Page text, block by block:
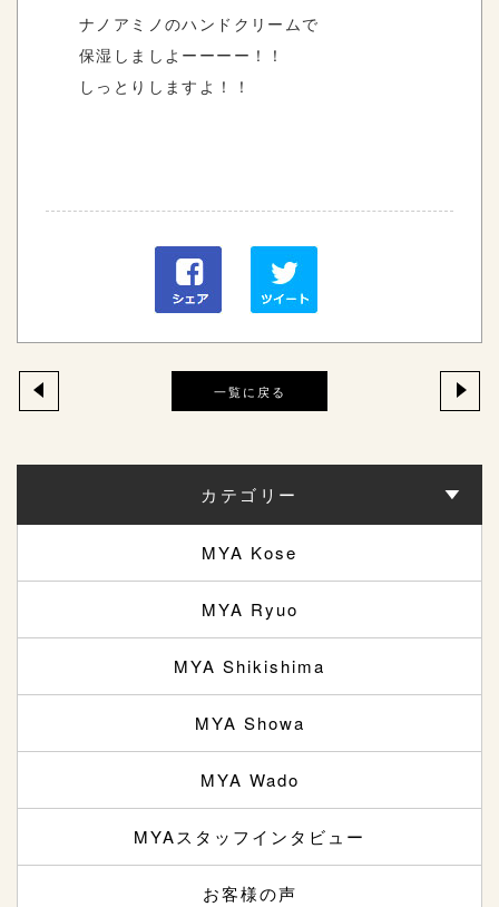
ナノアミノのハンドクリームで
保湿しましよーーーー！！
しっとりしますよ！！
一覧に戻る
カテゴリー
MYA Kose
MYA Ryuo
MYA Shikishima
MYA Showa
MYA Wado
MYAスタッフインタビュー
お客様の声